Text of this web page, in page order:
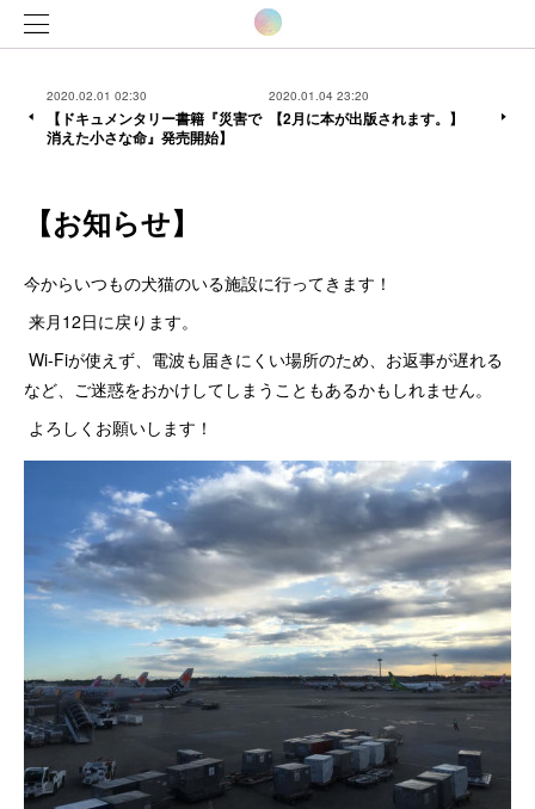
2020.02.01 02:30
【ドキュメンタリー書籍『災害で
消えた小さな命』発売開始】
2020.01.04 23:20
【2月に本が出版されます。】
【お知らせ】
今からいつもの犬猫のいる施設に行ってきます！
来月12日に戻ります。
Wi-Fiが使えず、電波も届きにくい場所のため、お返事が遅れる
など、ご迷惑をおかけしてしまうこともあるかもしれません。
よろしくお願いします！